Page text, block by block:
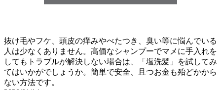
抜け毛やフケ、頭皮の痒みやべたつき、臭い等に悩んでいる
人は少なくありません。高価なシャンプーでマメに手入れを
してもトラブルが解決しない場合は、「塩洗髪」を試してみ
てはいかがでしょうか。簡単で安全、且つお金も殆どかから
ない方法です。